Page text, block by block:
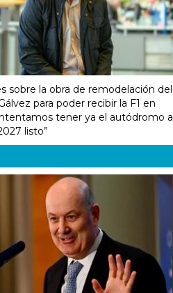
sobre la obra de remodelación del
para poder recibir la F1 en
tener ya el autódromo a
listo”